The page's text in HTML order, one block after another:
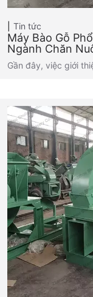
Tin tức
Máy Bào Gỗ
Ngành Chăn
Gần đây, việc giới